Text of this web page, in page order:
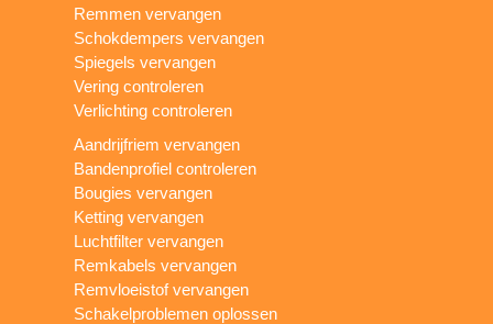
Remmen vervangen
Schokdempers vervangen
Spiegels vervangen
Vering controleren
Verlichting controleren
Aandrijfriem vervangen
Bandenprofiel controleren
Bougies vervangen
Ketting vervangen
Luchtfilter vervangen
Remkabels vervangen
Remvloeistof vervangen
Schakelproblemen oplossen